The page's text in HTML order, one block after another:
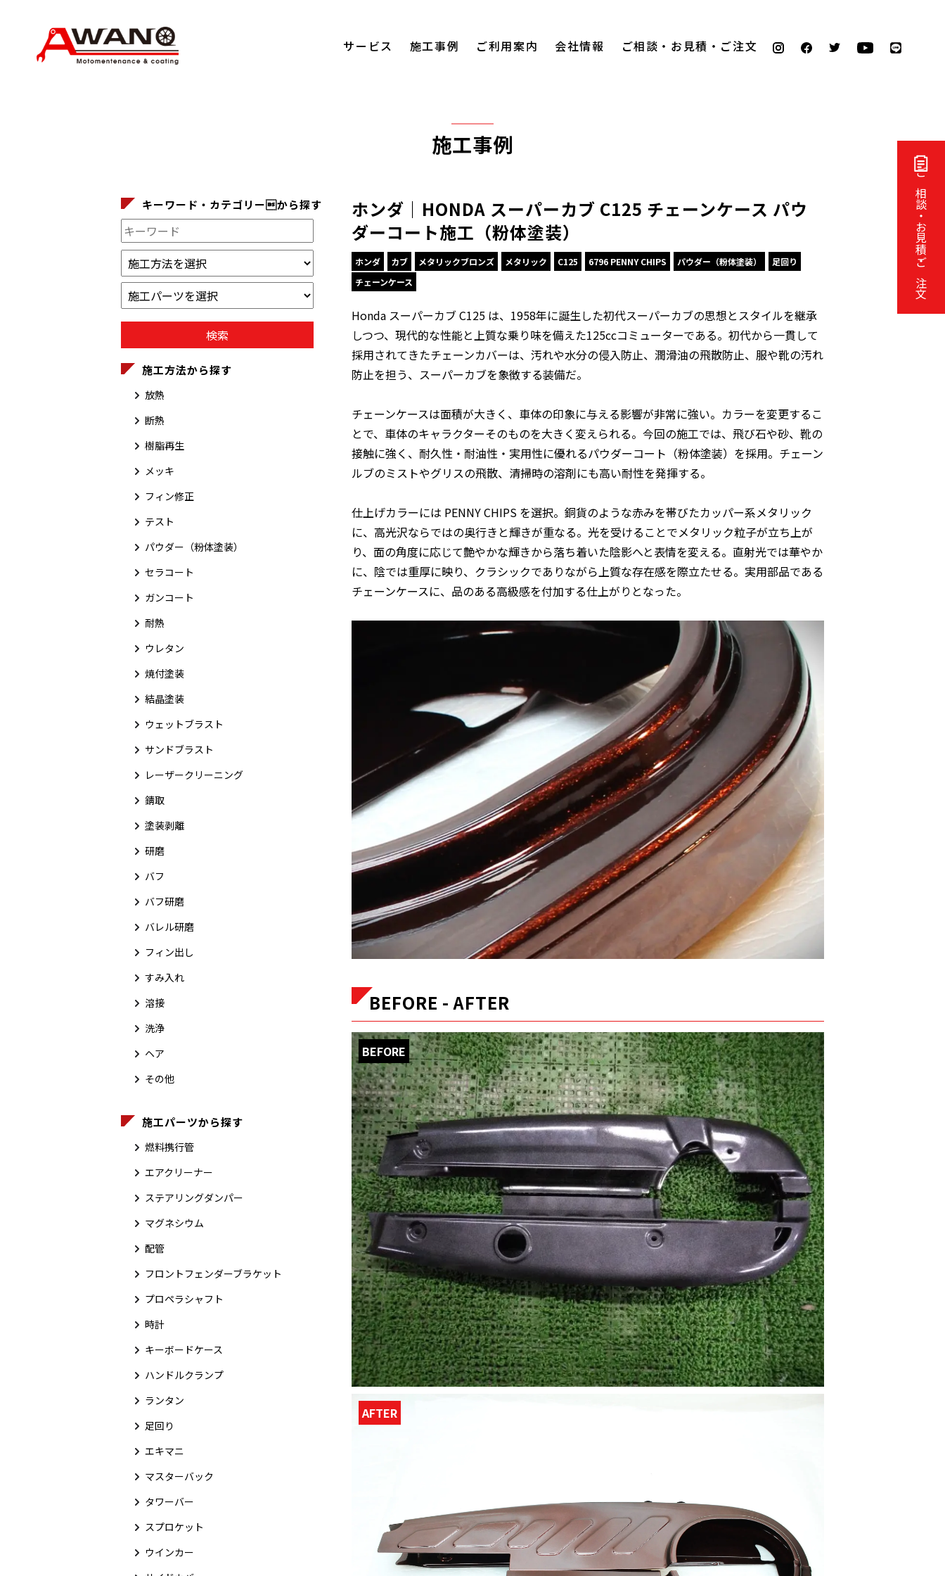
ご相談・お見積・ご注文
サービス 施工事例 ご利用案内 会社情報 ご相談・お見積・ご注文
施工事例
ホンダ｜HONDA スーパーカブ C125 チェーンケース パウ
ダーコート施工（粉体塗装）
ホンダ カブ メタリックブロンズ メタリック C125 6796 PENNY CHIPS パウダー（粉体塗装）
足回り
チェーンケース
Honda スーパーカブ C125 は、1958年に誕生した初代スーパーカブの思想とスタイルを継承
しつつ、現代的な性能と上質な乗り味を備えた125ccコミューターである。初代から一貫して
採用されてきたチェーンカバーは、汚れや水分の侵入防止、潤滑油の飛散防止、服や靴の汚れ
防止を担う、スーパーカブを象徴する装備だ。
チェーンケースは面積が大きく、車体の印象に与える影響が非常に強い。カラーを変更するこ
とで、車体のキャラクターそのものを大きく変えられる。今回の施工では、飛び石や砂、靴の
接触に強く、耐久性・耐油性・実用性に優れるパウダーコート（粉体塗装）を採用。チェーン
ルブのミストやグリスの飛散、清掃時の溶剤にも高い耐性を発揮する。
仕上げカラーには PENNY CHIPS を選択。銅貨のような赤みを帯びたカッパー系メタリック
に、高光沢ならではの奥行きと輝きが重なる。光を受けることでメタリック粒子が立ち上が
り、面の角度に応じて艶やかな輝きから落ち着いた陰影へと表情を変える。直射光では華やか
に、陰では重厚に映り、クラシックでありながら上質な存在感を際立たせる。実用部品である
チェーンケースに、品のある高級感を付加する仕上がりとなった。
BEFORE - AFTER
BEFORE
AFTER
キーワード・カテゴリーから探す
施工方法から探す
放熱
断熱
樹脂再生
メッキ
フィン修正
テスト
パウダー（粉体塗装）
セラコート
ガンコート
耐熱
ウレタン
焼付塗装
結晶塗装
ウェットブラスト
サンドブラスト
レーザークリーニング
錆取
塗装剥離
研磨
バフ
バフ研磨
バレル研磨
フィン出し
すみ入れ
溶接
洗浄
ヘア
その他
施工パーツから探す
燃料携行管
エアクリーナー
ステアリングダンパー
マグネシウム
配管
フロントフェンダーブラケット
プロペラシャフト
時計
キーボードケース
ハンドルクランプ
ランタン
足回り
エキマニ
マスターバック
タワーバー
スプロケット
ウインカー